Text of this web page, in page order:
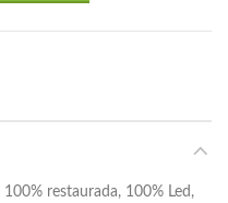
restaurada, 100% Led,